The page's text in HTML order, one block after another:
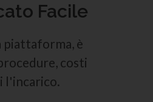
Facile
piattaforma, è
costi
l'incarico.